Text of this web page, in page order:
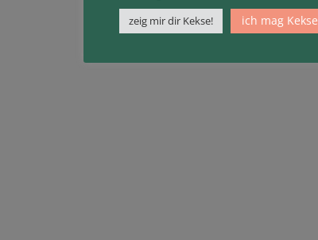
zeig mir dir Kekse! ich mag Kekse